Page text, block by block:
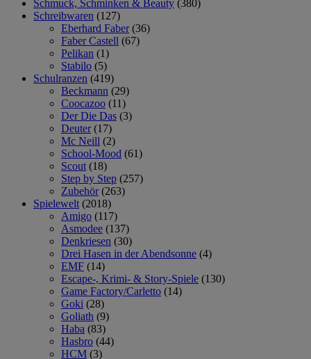
Schmuck, Schminken & Beauty (380)
Schreibwaren (127)
Eberhard Faber (36)
Faber Castell (67)
Pelikan (1)
Stabilo (5)
Schulranzen (419)
Beckmann (29)
Coocazoo (11)
Der Die Das (3)
Deuter (17)
Mc Neill (2)
School-Mood (61)
Scout (18)
Step by Step (257)
Zubehör (263)
Spielewelt (2018)
Amigo (117)
Asmodee (137)
Denkriesen (30)
Drei Hasen in der Abendsonne (4)
EMF (14)
Escape-, Krimi- & Story-Spiele (130)
Game Factory/Carletto (14)
Goki (28)
Goliath (9)
Haba (83)
Hasbro (44)
HCM (3)